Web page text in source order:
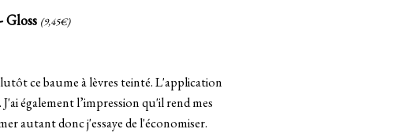
Gloss (9,45€)
ce baume à lèvres teinté. L'application
également l’impression qu'il rend mes
autant donc j'essaye de l'économiser.